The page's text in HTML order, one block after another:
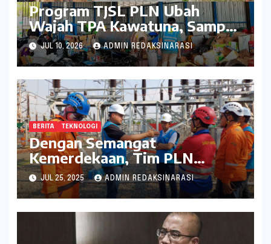
Program TJSL PLN Ubah
Wajah TPA Kawatuna, Sampah
Kini Bernilai Ekonomi dan
Lingkungan
JUL 10, 2026 ADMIN REDAKSINARASI
BERITA TEKNOLOGI
Dengan Semangat
Kemerdekaan, Tim PLN
Percepat Peningkatan
Keandalan Listrik Melalui
Uprating Peralatan di Gardu
Induk 150 kV Kaliwungu
JUL 25, 2025 ADMIN REDAKSINARASI